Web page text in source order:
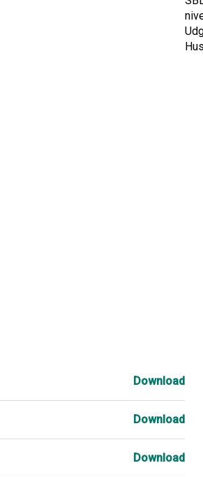
Download
Download
Download